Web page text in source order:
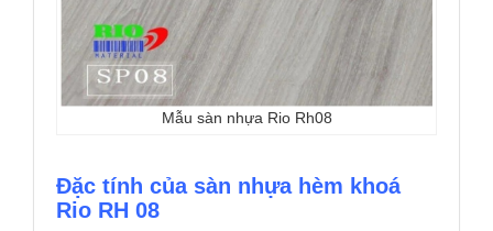
Mẫu sàn nhựa Rio Rh08
Đặc tính của sàn nhựa hèm khoá
Rio RH 08